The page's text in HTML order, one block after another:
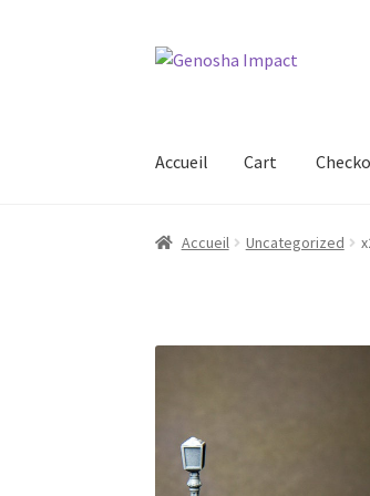
Aller
Aller
Accueil Cart
Accueil Cart Checkout My
Accueil Uncategorized